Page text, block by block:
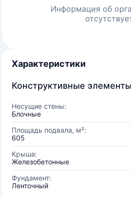
Информация об
Характеристики
Конструктивные элементы
Несущие стены:
Блочные
Площадь подвала, м²:
605
Крыша:
Железобетонные
Фундамент:
Ленточный